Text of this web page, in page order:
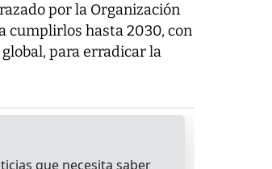
por la Organización
cumplirlos hasta 2030, con
para erradicar la